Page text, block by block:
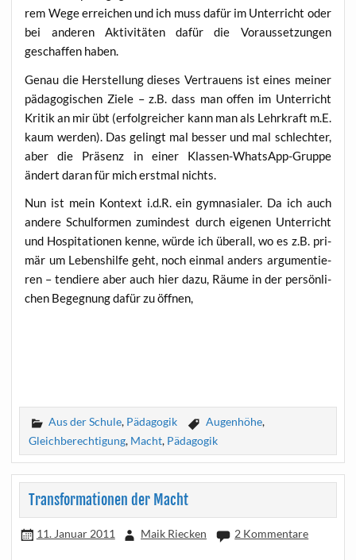
rem Wege errei­chen und ich muss dafür im Unter­richt oder
bei ande­ren Akti­vi­tä­ten dafür die Vor­aus­set­zun­gen
geschaf­fen haben.
Genau die Her­stel­lung die­ses Ver­trau­ens ist eines mei­ner
päd­ago­gi­schen Zie­le – z.B. dass man offen im Unter­richt
Kri­tik an mir übt (erfolg­rei­cher kann man als Lehr­kraft m.E.
kaum wer­den). Das gelingt mal bes­ser und mal schlech­ter,
aber die Prä­senz in einer Klas­sen-Whats­App-Grup­pe
ändert dar­an für mich erst­mal nichts.
Nun ist mein Kon­text i.d.R. ein gym­na­sia­ler. Da ich auch
ande­re Schul­for­men zumin­dest durch eige­nen Unter­richt
und Hos­pi­ta­tio­nen ken­ne, wür­de ich über­all, wo es z.B. pri­
mär um Lebens­hil­fe geht, noch ein­mal anders argu­men­tie­
ren – ten­die­re aber auch hier dazu, Räu­me in der per­sön­li­
chen Begeg­nung dafür zu öffnen,
Aus der Schule, Pädagogik Augenhöhe,
Gleichberechtigung, Macht, Pädagogik
Transformationen der Macht
11. Januar 2011 Maik Riecken 2 Kommentare